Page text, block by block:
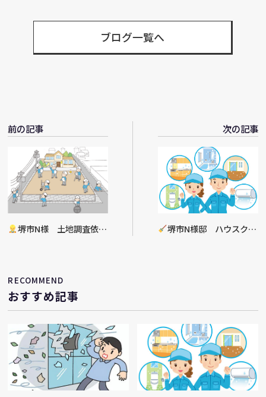
ブログ一覧へ
前の記事
堺市N様 土地調査依頼
次の記事
堺市N様邸 ハウスクリ
RECOMMEND
おすすめ記事